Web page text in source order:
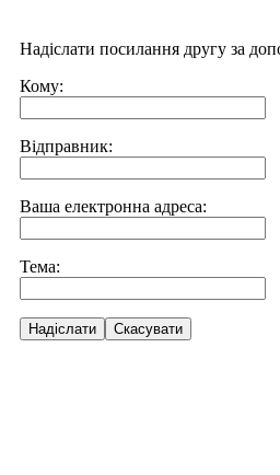
Надіслати посилання другу за
Кому:
Відправник:
Ваша електронна адреса:
Тема:
Надіслати Скасувати